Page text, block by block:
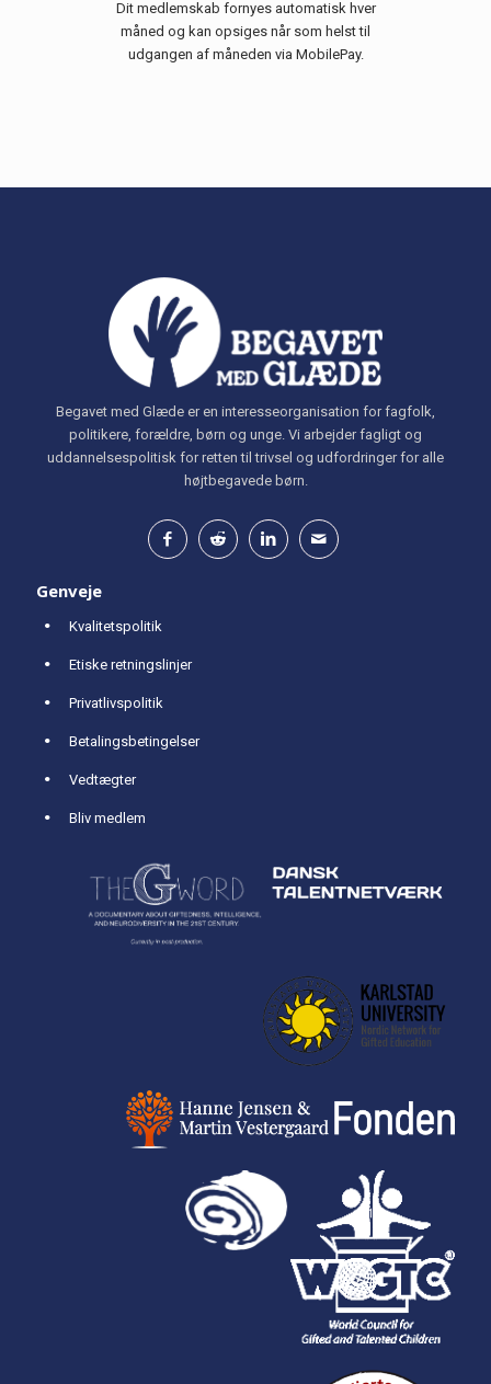
Dit medlemskab fornyes automatisk hver
måned og kan opsiges når som helst til
udgangen af måneden via MobilePay.
Begavet med Glæde er en interesseorganisation for fagfolk,
politikere, forældre, børn og unge. Vi arbejder fagligt og
uddannelsespolitisk for retten til trivsel og udfordringer for alle
højtbegavede børn.
Genveje
Kvalitetspolitik
Etiske retningslinjer
Privatlivspolitik
Betalingsbetingelser
Vedtægter
Bliv medlem